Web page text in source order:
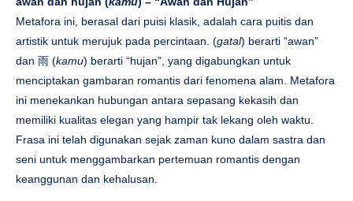
Metafora ini, berasal dari puisi klasik, adalah cara puitis dan
artistik untuk merujuk pada percintaan. (gatal) berarti “awan”
dan 雨 (kamu) berarti “hujan”, yang digabungkan untuk
menciptakan gambaran romantis dari fenomena alam. Metafora
ini menekankan hubungan antara sepasang kekasih dan
memiliki kualitas elegan yang hampir tak lekang oleh waktu.
Frasa ini telah digunakan sejak zaman kuno dalam sastra dan
seni untuk menggambarkan pertemuan romantis dengan
keanggunan dan kehalusan.